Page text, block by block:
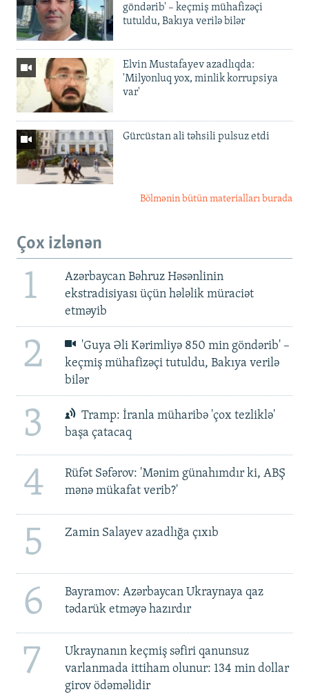
göndərib' – keçmiş mühafizəçi
tutuldu, Bakıya verilə bilər
Elvin Mustafayev azadlıqda:
'Milyonluq yox, minlik korrupsiya
var'
Gürcüstan ali təhsili pulsuz etdi
Bölmənin bütün materialları burada
Çox izlənən
1
Azərbaycan Bəhruz Həsənlinin
ekstradisiyası üçün hələlik müraciət
etməyib
2
'Guya Əli Kərimliyə 850 min göndərib' –
keçmiş mühafizəçi tutuldu, Bakıya verilə
bilər
3
Tramp: İranla müharibə 'çox tezliklə'
başa çatacaq
4
Rüfət Səfərov: 'Mənim günahımdır ki, ABŞ
mənə mükafat verib?'
5 Zamin Salayev azadlığa çıxıb
6
Bayramov: Azərbaycan Ukraynaya qaz
tədarük etməyə hazırdır
7
Ukraynanın keçmiş səfiri qanunsuz
varlanmada ittiham olunur: 134 min dollar
girov ödəməlidir